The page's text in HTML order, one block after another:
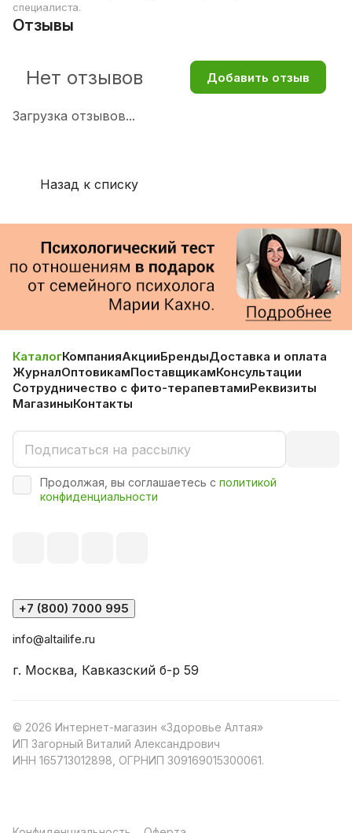
специалиста.
Отзывы
Загрузка отзывов...
Нет отзывов Добавить отзыв
Назад к списку
КаталогКомпанияАкцииБрендыДоставка и оплата
ЖурналОптовикамПоставщикамКонсультации
Сотрудничество с фито-терапевтамиРеквизиты
МагазиныКонтакты
Продолжая, вы соглашаетесь с политикой
конфиденциальности
+7 (800) 7000 995
info@altailife.ru
г. Москва, Кавказский б-р 59
© 2026 Интернет-магазин «Здоровье Алтая»
ИП Загорный Виталий Александрович
ИНН 165713012898, ОГРНИП 309169015300061.